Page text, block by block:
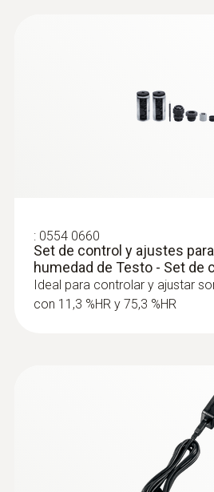
±2,5 %HR (5 hasta +95 %HR)
Resolución
: 0554 0660
Set de control y ajustes
humedad de Testo - Set de
Ideal para controlar y ajustar
con 11,3 %HR y 75,3 %HR